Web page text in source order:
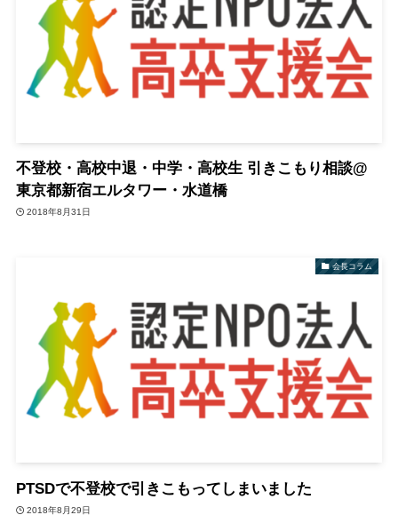
不登校・高校中退・中学・高校生 引きこもり相談@
東京都新宿エルタワー・水道橋
2018年8月31日
会長コラム
PTSDで不登校で引きこもってしまいました
2018年8月29日